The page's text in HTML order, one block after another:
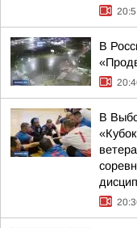
В
В